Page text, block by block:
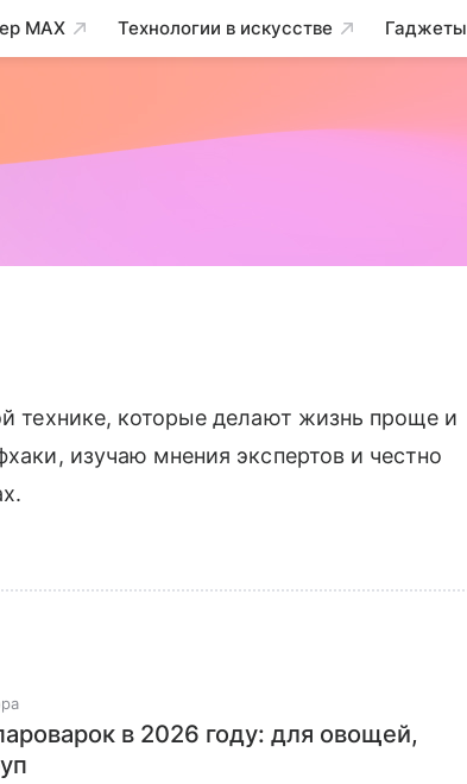
MAX Технологии в искусстве Гаджеты
технике, которые делают жизнь проще и
изучаю мнения экспертов и честно
в 2026 году: для овощей,